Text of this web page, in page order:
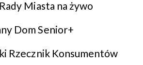
Miasta na żywo
Dom Senior+
Rzecznik Konsumentów